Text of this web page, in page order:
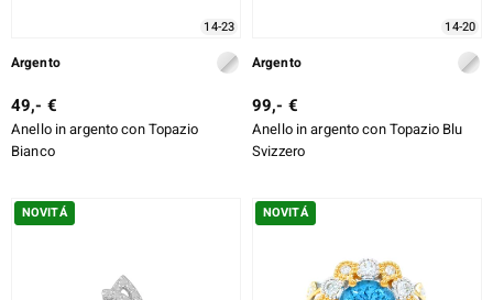
SELECTION
MONTATURA
14-23
Argento
49,- €
Anello in argento con Topazio
Bianco
14-20
Argento
99,- €
Anello in argento con Topazio Blu
Svizzero
NOVITÁ NOVITÁ